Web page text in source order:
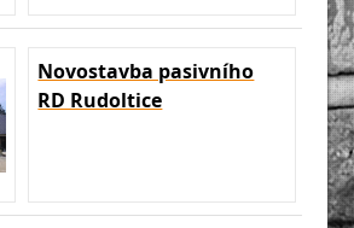
Novostavba pasivního
RD Rudoltice